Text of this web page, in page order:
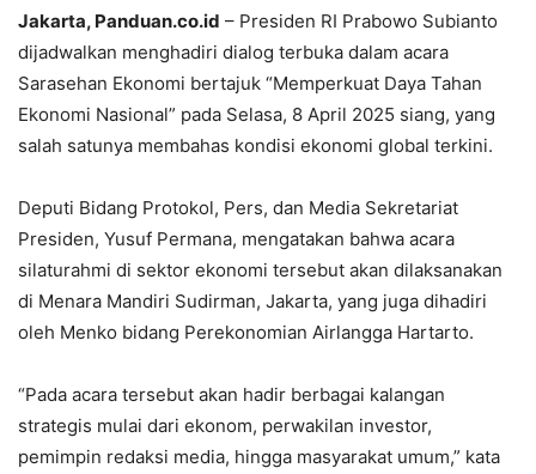
Jakarta, Panduan.co.id – Presiden RI Prabowo Subianto
dijadwalkan menghadiri dialog terbuka dalam acara
Sarasehan Ekonomi bertajuk “Memperkuat Daya Tahan
Ekonomi Nasional” pada Selasa, 8 April 2025 siang, yang
salah satunya membahas kondisi ekonomi global terkini.
Deputi Bidang Protokol, Pers, dan Media Sekretariat
Presiden, Yusuf Permana, mengatakan bahwa acara
silaturahmi di sektor ekonomi tersebut akan dilaksanakan
di Menara Mandiri Sudirman, Jakarta, yang juga dihadiri
oleh Menko bidang Perekonomian Airlangga Hartarto.
“Pada acara tersebut akan hadir berbagai kalangan
strategis mulai dari ekonom, perwakilan investor,
pemimpin redaksi media, hingga masyarakat umum,” kata